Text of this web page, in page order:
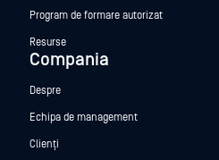
Program de formare autorizat
Resurse
Compania
Despre
Echipa de management
Clienți